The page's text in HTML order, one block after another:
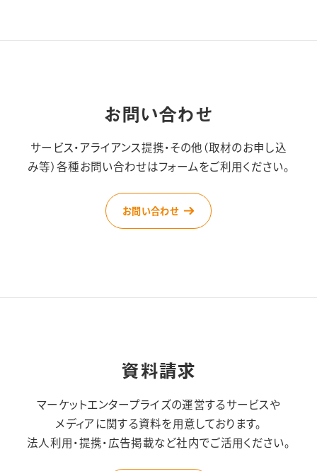
お問い合わせ
サービス・アライアンス提携・その他（取材のお申し込
み等）各種お問い合わせはフォームをご利用ください。
お問い合わせ
資料請求
マーケットエンタープライズの運営するサービスや
メディアに関する資料を用意しております。
法人利用・提携・広告掲載など社内でご活用ください。